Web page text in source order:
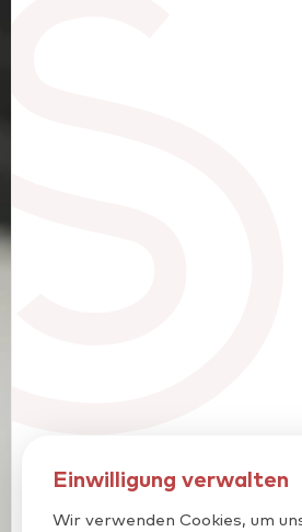
Einwilligung verwalten
Wir verwenden Cookies, um